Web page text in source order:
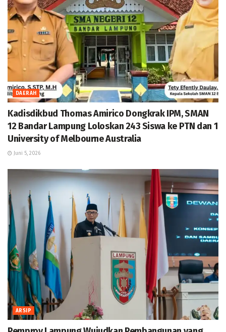
DAERAH
Kadisdikbud Thomas Amirico Dongkrak IPM, SMAN
12 Bandar Lampung Loloskan 243 Siswa ke PTN dan 1
University of Melbourne Australia
Juni 5, 2026
ARSIP